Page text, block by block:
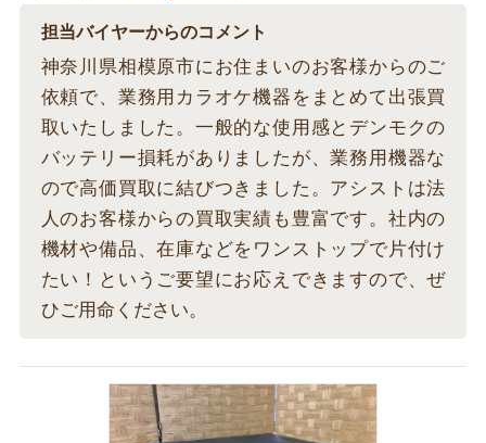
担当バイヤーからのコメント
神奈川県相模原市にお住まいのお客様からのご
依頼で、業務用カラオケ機器をまとめて出張買
取いたしました。一般的な使用感とデンモクの
バッテリー損耗がありましたが、業務用機器な
ので高価買取に結びつきました。アシストは法
人のお客様からの買取実績も豊富です。社内の
機材や備品、在庫などをワンストップで片付け
たい！というご要望にお応えできますので、ぜ
ひご用命ください。